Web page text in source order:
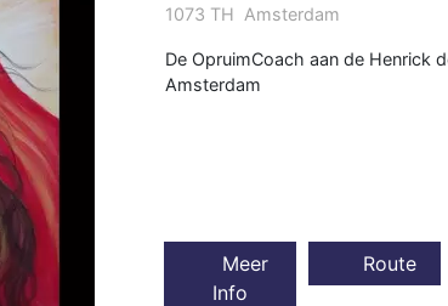
1073 TH Amsterdam
De OpruimCoach aan de Henrick
Amsterdam
Meer
Info
Route